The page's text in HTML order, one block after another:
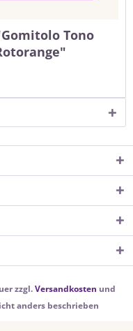
Tono
zzgl.Versandkosten und
anders beschrieben